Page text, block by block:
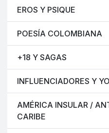
EROS Y PSIQUE
POESÍA COLOMBIANA
+18 Y SAGAS
INFLUENCIADORES Y
AMÉRICA INSULAR /
CARIBE